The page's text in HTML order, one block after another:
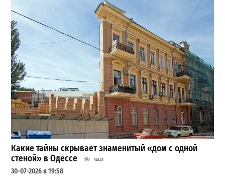
Какие тайны скрывает знаменитый «дом с одной
стеной» в Одессе
34143
30-07-2026 в 19:58